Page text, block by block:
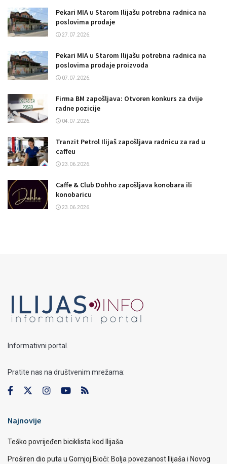
Pekari MIA u Starom Ilijašu potrebna radnica na
poslovima prodaje
27.07.2026.
Pekari MIA u Starom Ilijašu potrebna radnica na
poslovima prodaje proizvoda
07.07.2026.
Firma BM zapošljava: Otvoren konkurs za dvije
radne pozicije
04.07.2026.
Tranzit Petrol Ilijaš zapošljava radnicu za rad u
caffeu
23.06.2026.
Caffe & Club Dohho zapošljava konobara ili
konobaricu
23.06.2026.
Informativni portal.
Pratite nas na društvenim mrežama:
Najnovije
Teško povrijeđen biciklista kod Ilijaša
Proširen dio puta u Gornjoj Bioči: Bolja povezanost Ilijaša i Novog